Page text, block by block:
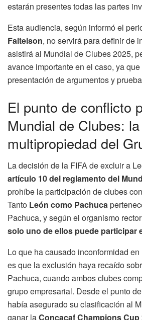
estarán presentes todas las partes
Esta audiencia, según informó el
Faitelson, no servirá para definir de
asistirá al Mundial de Clubes 2025,
avance importante en el caso, ya
presentación de argumentos y
El punto de conflicto
Mundial de Clubes: la
multipropiedad del
La decisión de la FIFA de excluir a
artículo 10 del reglamento del
prohíbe la participación de clubes
Tanto León como Pachuca
Pachuca, y según el organismo
solo uno de ellos puede participar
Lo que ha causado inconformidad
es que la exclusión haya recaído
Pachuca, cuando ambos clubes
grupo empresarial. Desde el punto
había asegurado su clasificación al
ganar laConcacaf Champions Cup